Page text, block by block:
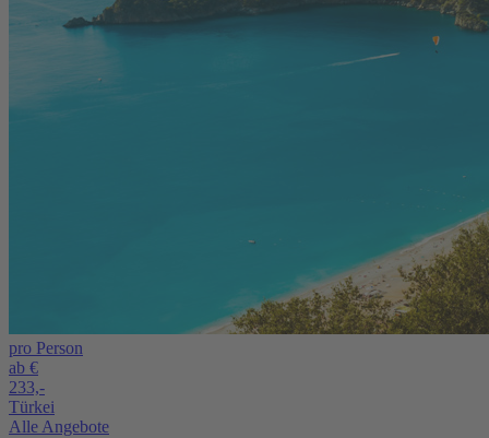
pro Person
ab €
233,-
Türkei
Alle Angebote